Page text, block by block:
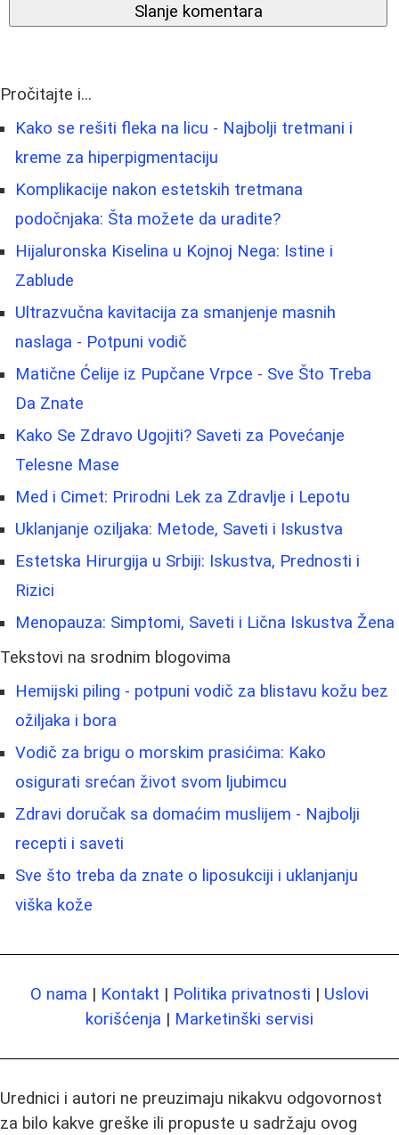
Slanje komentara
Pročitajte i...
Kako se rešiti fleka na licu - Najbolji tretmani i
kreme za hiperpigmentaciju
Komplikacije nakon estetskih tretmana
podočnjaka: Šta možete da uradite?
Hijaluronska Kiselina u Kojnoj Nega: Istine i
Zablude
Ultrazvučna kavitacija za smanjenje masnih
naslaga - Potpuni vodič
Matične Ćelije iz Pupčane Vrpce - Sve Što Treba
Da Znate
Kako Se Zdravo Ugojiti? Saveti za Povećanje
Telesne Mase
Med i Cimet: Prirodni Lek za Zdravlje i Lepotu
Uklanjanje oziljaka: Metode, Saveti i Iskustva
Estetska Hirurgija u Srbiji: Iskustva, Prednosti i
Rizici
Menopauza: Simptomi, Saveti i Lična Iskustva Žena
Tekstovi na srodnim blogovima
Hemijski piling - potpuni vodič za blistavu kožu bez
ožiljaka i bora
Vodič za brigu o morskim prasićima: Kako
osigurati srećan život svom ljubimcu
Zdravi doručak sa domaćim muslijem - Najbolji
recepti i saveti
Sve što treba da znate o liposukciji i uklanjanju
viška kože
O nama | Kontakt | Politika privatnosti | Uslovi
korišćenja | Marketinški servisi
Urednici i autori ne preuzimaju nikakvu odgovornost
za bilo kakve greške ili propuste u sadržaju ovog